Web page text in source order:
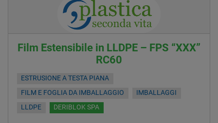
Film Estensibile in LLDPE – FPS “XXX”
RC60
ESTRUSIONE A TESTA PIANA
FILM E FOGLIA DA IMBALLAGGIO
IMBALLAGGI
LLDPE
DERIBLOK SPA